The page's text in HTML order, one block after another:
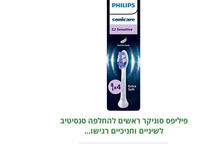
פיליפס סוניקר ראשים להחלפה סנסיטיב
לשיניים וחניכיים רגישו...